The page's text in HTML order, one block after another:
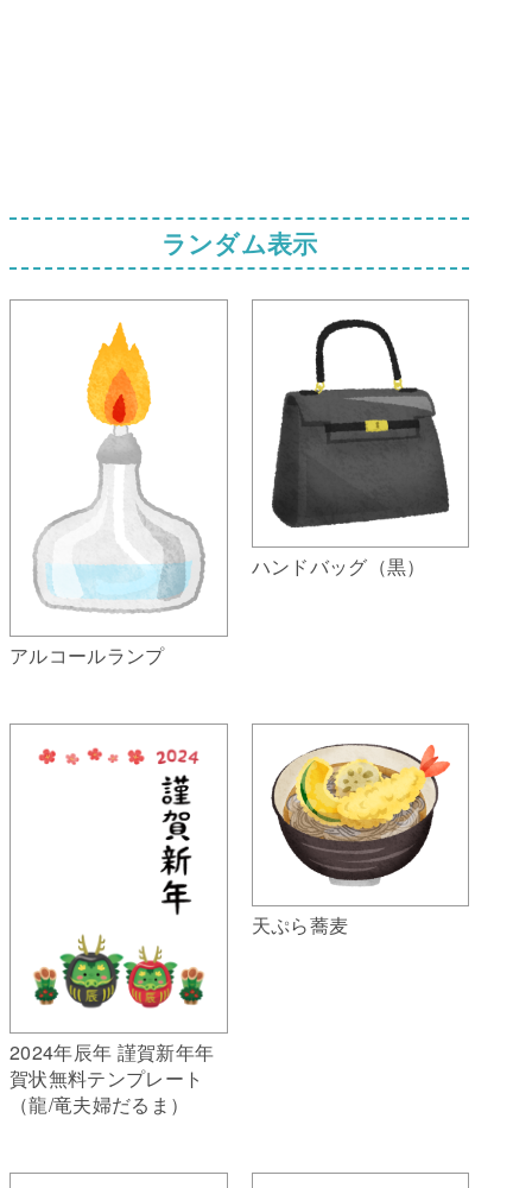
ランダム表示
アルコールランプ
ハンドバッグ（黒）
2024年辰年 謹賀新年年
賀状無料テンプレート
（龍/竜夫婦だるま）
天ぷら蕎麦